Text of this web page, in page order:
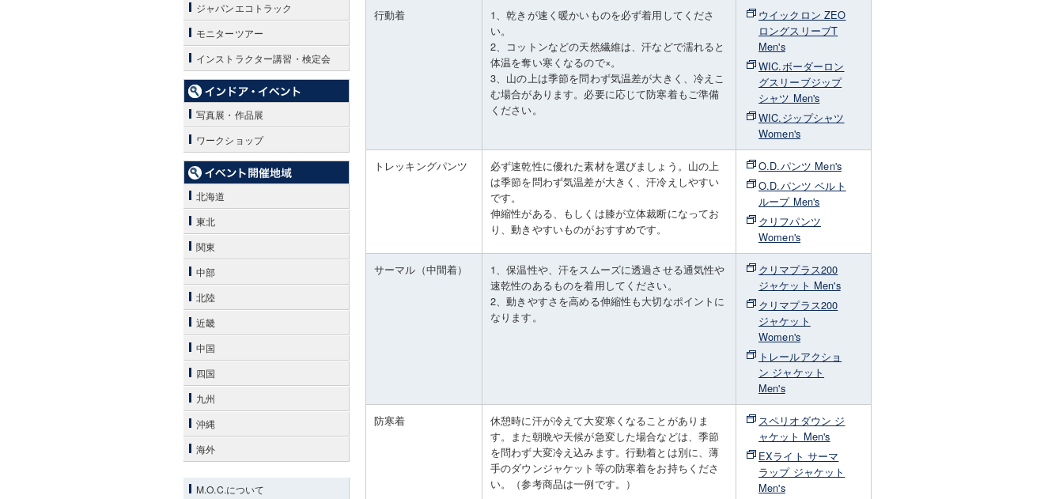
行動着
1、乾きが速く暖かいものを必ず着用してくださ
い。
2、コットンなどの天然繊維は、汗などで濡れると
体温を奪い寒くなるので×。
3、山の上は季節を問わず気温差が大きく、冷えこ
む場合があります。必要に応じて防寒着もご準備
ください。
ウイックロン ZEO
ロングスリーブT
Men's
WIC.ボーダーロン
グスリーブジップ
シャツ Men's
WIC.ジップシャツ
Women's
トレッキングパンツ
必ず速乾性に優れた素材を選びましょう。山の上
は季節を問わず気温差が大きく、汗冷えしやすい
です。
伸縮性がある、もしくは膝が立体裁断になってお
り、動きやすいものがおすすめです。
O.D.パンツ Men's
O.D.パンツ ベルト
ループ Men's
クリフパンツ
Women's
サーマル（中間着）
1、保温性や、汗をスムーズに透過させる通気性や
速乾性のあるものを着用してください。
2、動きやすさを高める伸縮性も大切なポイントに
なります。
クリマプラス200
ジャケット Men's
クリマプラス200
ジャケット
Women's
トレールアクショ
ン ジャケット
Men's
防寒着
休憩時に汗が冷えて大変寒くなることがありま
す。また朝晩や天候が急変した場合などは、季節
を問わず大変冷え込みます。行動着とは別に、薄
手のダウンジャケット等の防寒着をお持ちくださ
い。（参考商品は一例です。）
スペリオダウン ジ
ャケット Men's
EXライト サーマ
ラップ ジャケット
Men's
ジャパンエコトラック
モニターツアー
インストラクター講習・検定会
写真展・作品展
ワークショップ
北海道
東北
関東
中部
北陸
近畿
中国
四国
九州
沖縄
海外
M.O.C.について